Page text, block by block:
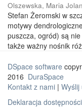
Olszewska, Maria
Stefan Żeromski w
motywy
puszcza, ogród) są
także ważny nośnik
DSpace software
2016 DuraSpace
Kontakt z nami | Wyślij
Deklaracja dostępności